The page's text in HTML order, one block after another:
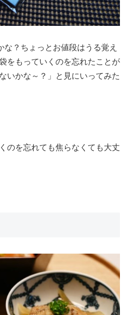
？ちょっとお値段はうる覚え
をもっていくのを忘れたことが
いかな～？」と見にいってみた
のを忘れても焦らなくても大丈